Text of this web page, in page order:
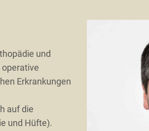
und
Erkrankungen
auf die
und Hüfte).